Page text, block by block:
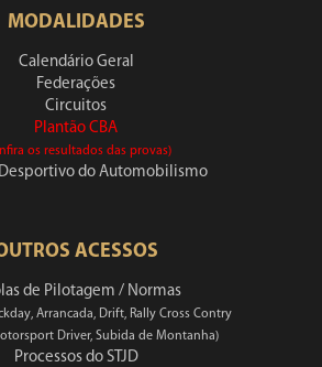
MODALIDADES
Calendário Geral
Federações
Circuitos
Plantão CBA
os resultados das provas)
do Automobilismo
ACESSOS
de Pilotagem / Normas
Arrancada, Drift, Rally Cross Contry
Driver, Subida de Montanha)
Processos do STJD